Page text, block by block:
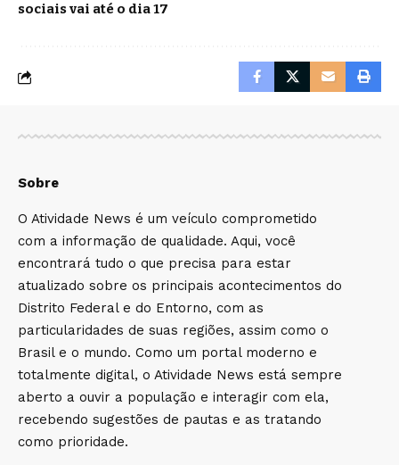
sociais vai até o dia 17
Sobre
O Atividade News é um veículo comprometido
com a informação de qualidade. Aqui, você
encontrará tudo o que precisa para estar
atualizado sobre os principais acontecimentos do
Distrito Federal e do Entorno, com as
particularidades de suas regiões, assim como o
Brasil e o mundo. Como um portal moderno e
totalmente digital, o Atividade News está sempre
aberto a ouvir a população e interagir com ela,
recebendo sugestões de pautas e as tratando
como prioridade.